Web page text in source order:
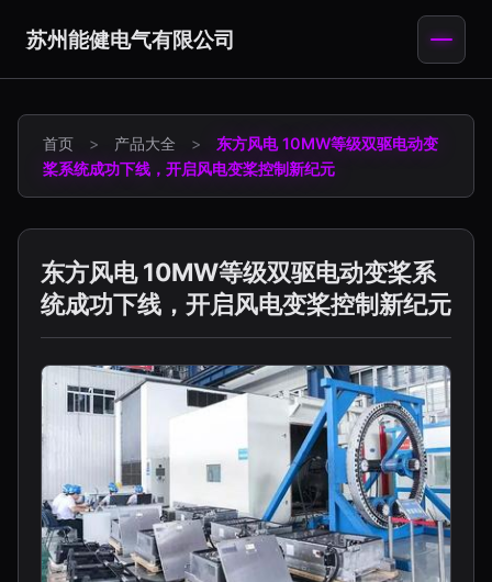
苏州能健电气有限公司
首页 > 产品大全 >
东方风电 10MW等级双驱电动变
桨系统成功下线，开启风电变桨控制新纪元
东方风电 10MW等级双驱电动变桨系
统成功下线，开启风电变桨控制新纪元